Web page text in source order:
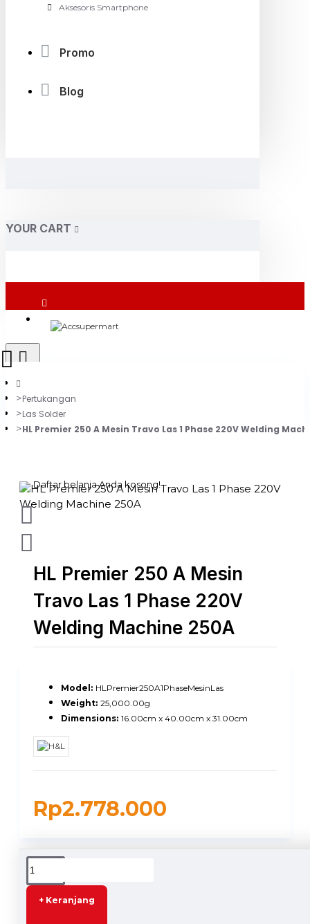
Aksesoris Smartphone
Promo
Blog
YOUR CART
0 item(s) - Rp0
Daftar belanja Anda kosong!
Pertukangan
Las Solder
HL Premier 250 A Mesin Travo Las 1 Phase 220V Welding
HL Premier 250 A Mesin
Travo Las 1 Phase 220V
Welding Machine 250A
Rp2.778.000
Model: HLPremier250A1PhaseMesinLas
Weight: 25,000.00g
Dimensions: 16.00cm x 40.00cm x 31.00cm
+ Keranjang
DESCRIPTION